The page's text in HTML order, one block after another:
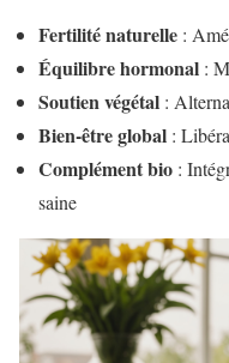
Fertilité naturelle :
Équilibre hormonal :
Soutien végétal :
Bien-être global :
Complément bio :
saine